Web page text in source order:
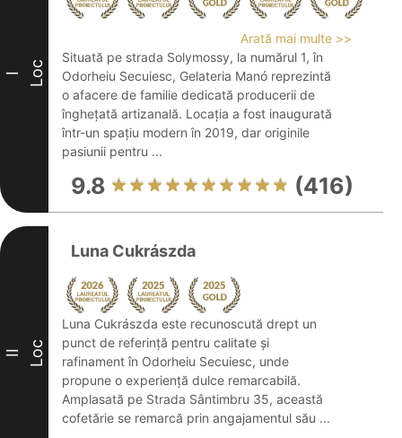
I Loc
Arată mai multe >>
Situată pe strada Solymossy, la numărul 1, în
Odorheiu Secuiesc, Gelateria Manó reprezintă
o afacere de familie dedicată producerii de
înghețată artizanală. Locația a fost inaugurată
într-un spațiu modern în 2019, dar originile
pasiunii pentru ...
9.8 (416)
II Loc
Luna Cukrászda
Luna Cukrászda este recunoscută drept un
punct de referință pentru calitate și
rafinament în Odorheiu Secuiesc, unde
propune o experiență dulce remarcabilă.
Amplasată pe Strada Sântimbru 35, această
cofetărie se remarcă prin angajamentul său ...